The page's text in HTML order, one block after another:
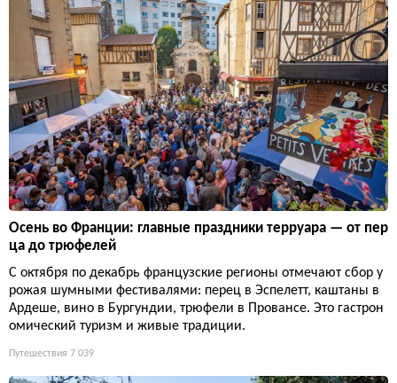
Осень во Франции: главные праздники терруара — от пер
ца до трюфелей
С октября по декабрь французские регионы отмечают сбор у
рожая шумными фестивалями: перец в Эспелетт, каштаны в
Ардеше, вино в Бургундии, трюфели в Провансе. Это гастрон
омический туризм и живые традиции.
Путешествия 7 039